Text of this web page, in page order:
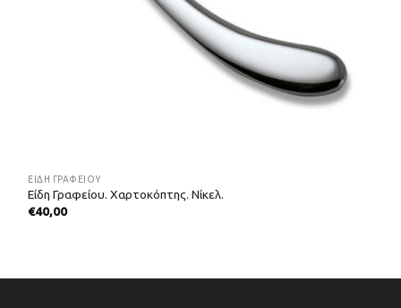
ΕΊΔΗ ΓΡΑΦΕΊΟΥ
Είδη Γραφείου. Χαρτοκόπτης. Νίκελ.
€40,00